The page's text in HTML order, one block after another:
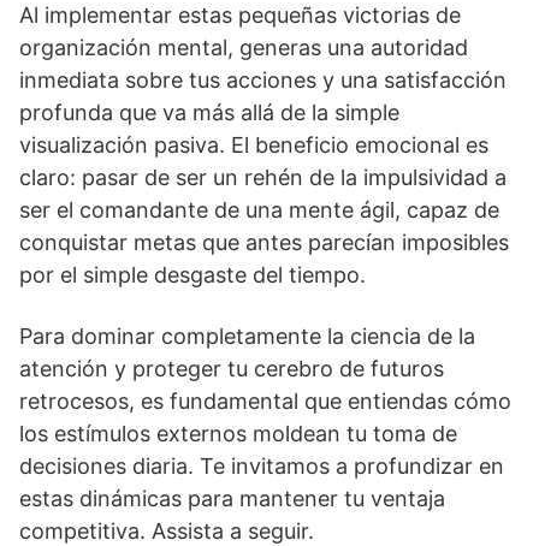
Al implementar estas pequeñas victorias de
organización mental, generas una autoridad
inmediata sobre tus acciones y una satisfacción
profunda que va más allá de la simple
visualización pasiva. El beneficio emocional es
claro: pasar de ser un rehén de la impulsividad a
ser el comandante de una mente ágil, capaz de
conquistar metas que antes parecían imposibles
por el simple desgaste del tiempo.
Para dominar completamente la ciencia de la
atención y proteger tu cerebro de futuros
retrocesos, es fundamental que entiendas cómo
los estímulos externos moldean tu toma de
decisiones diaria. Te invitamos a profundizar en
estas dinámicas para mantener tu ventaja
competitiva. Assista a seguir.